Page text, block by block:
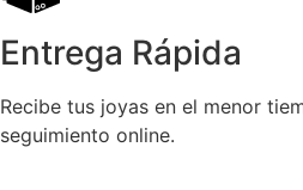
Entrega Rápida
Recibe tus joyas en el menor
seguimiento online.